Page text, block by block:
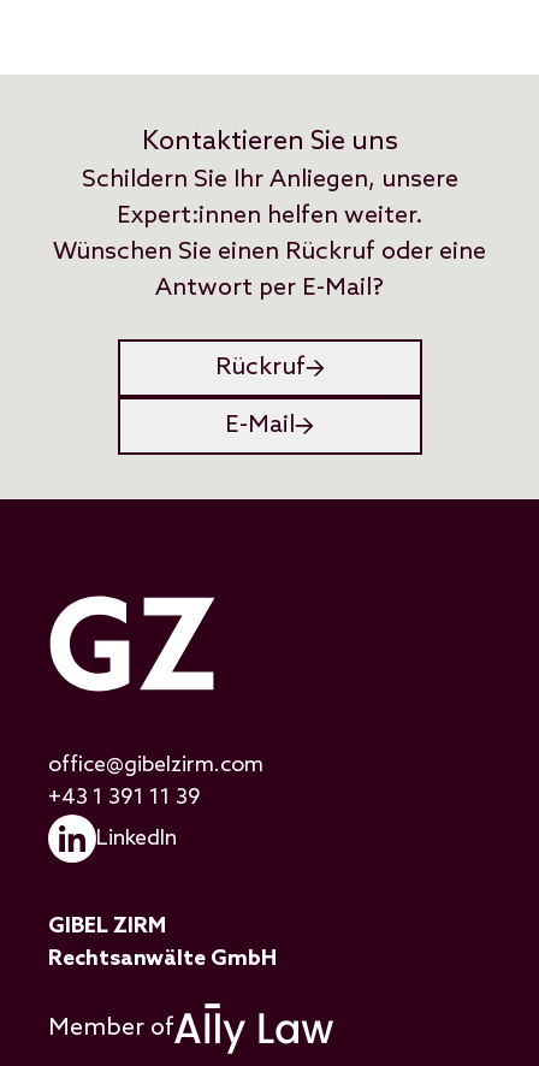
Kontaktieren Sie uns
Schildern Sie Ihr Anliegen, unsere
Expert:innen helfen weiter.
Wünschen Sie einen Rückruf oder eine
Antwort per E-Mail?
Rückruf
E-Mail
office@gibelzirm.com
+43 1 391 11 39
LinkedIn
Member of
GIBEL ZIRM
Rechtsanwälte GmbH